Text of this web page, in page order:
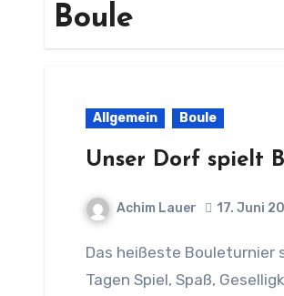
Boule
Allgemein Boule
Unser Dorf spielt
Achim Lauer 17. Juni
Das heißeste Bouleturnier seit 27 Jahren ‘Unser Dorf pielt Boule’ fand am Samstag nach 9
Tagen Spiel, Spaß,